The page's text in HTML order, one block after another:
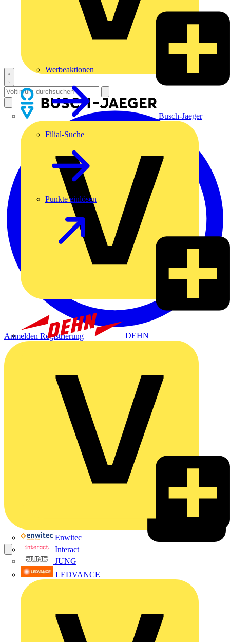
Busch-Jaeger
DEHN
Enwitec
Interact
JUNG
LEDVANCE
Werbeaktionen
Filial-Suche
Punkte einlösen
Anmelden Registrierung